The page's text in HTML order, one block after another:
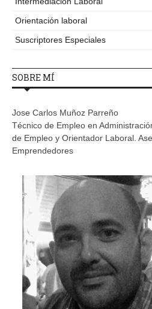
Orientación laboral
Suscriptores Especiales
SOBRE MÍ
Jose Carlos Muñoz Parreño
Técnico de Empleo en
de Empleo y Orientador Laboral.
Emprendedores